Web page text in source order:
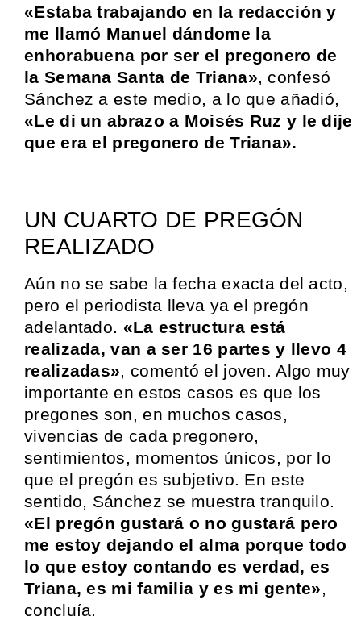
«Estaba trabajando en la redacción y
me llamó Manuel dándome la
enhorabuena por ser el pregonero de
la Semana Santa de Triana», confesó
Sánchez a este medio, a lo que añadió,
«Le di un abrazo a Moisés Ruz y le dije
que era el pregonero de Triana».
UN CUARTO DE PREGÓN
REALIZADO
Aún no se sabe la fecha exacta del acto,
pero el periodista lleva ya el pregón
adelantado. «La estructura está
realizada, van a ser 16 partes y llevo 4
realizadas», comentó el joven. Algo muy
importante en estos casos es que los
pregones son, en muchos casos,
vivencias de cada pregonero,
sentimientos, momentos únicos, por lo
que el pregón es subjetivo. En este
sentido, Sánchez se muestra tranquilo.
«El pregón gustará o no gustará pero
me estoy dejando el alma porque todo
lo que estoy contando es verdad, es
Triana, es mi familia y es mi gente»,
concluía.